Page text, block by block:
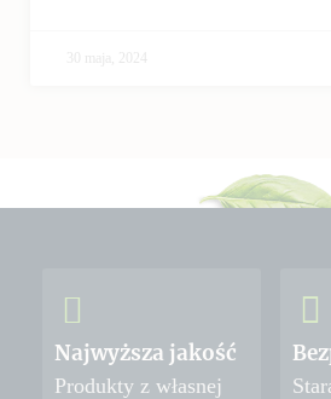
30 maja, 2024
Najwyższa jakość
Produkty z własnej